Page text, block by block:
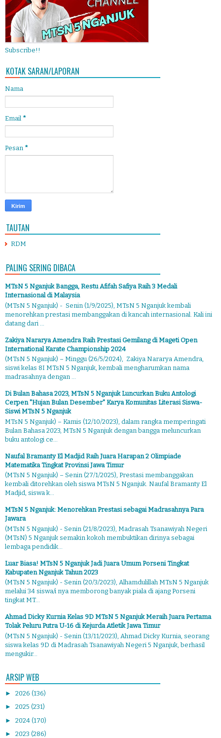
Subscribe!!
KOTAK SARAN/LAPORAN
Nama
Email *
Pesan *
TAUTAN
RDM
PALING SERING DIBACA
MTsN 5 Nganjuk Bangga, Restu Afifah Safiya Raih 3 Medali
Internasional di Malaysia
(MTsN 5 Nganjuk) - Senin (1/9/2025), MTsN 5 Nganjuk kembali
menorehkan prestasi membanggakan di kancah internasional. Kali ini
datang dari ...
Zakiya Nararya Amendra Raih Prestasi Gemilang di Mageti Open
International Karate Championship 2024
(MTsN 5 Nganjuk) – Minggu (26/5/2024), Zakiya Nararya Amendra,
siswi kelas 8I MTsN 5 Nganjuk, kembali mengharumkan nama
madrasahnya dengan ...
Di Bulan Bahasa 2023, MTsN 5 Nganjuk Luncurkan Buku Antologi
Cerpen "Hujan Bulan Desember" Karya Komunitas Literasi Siswa-
Siswi MTsN 5 Nganjuk
MTsN 5 Nganjuk) – Kamis (12/10/2023), dalam rangka memperingati
Bulan Bahasa 2023, MTsN 5 Nganjuk dengan bangga meluncurkan
buku antologi ce...
Naufal Bramanty El Madjid Raih Juara Harapan 2 Olimpiade
Matematika Tingkat Provinsi Jawa Timur
(MTsN 5 Nganjuk) – Senin (27/1/2025), Prestasi membanggakan
kembali ditorehkan oleh siswa MTsN 5 Nganjuk. Naufal Bramanty El
Madjid, siswa k...
MTsN 5 Nganjuk: Menorehkan Prestasi sebagai Madrasahnya Para
Jawara
(MTsN 5 Nganjuk) - Senin (21/8/2023), Madrasah Tsanawiyah Negeri
(MTsN) 5 Nganjuk semakin kokoh membuktikan dirinya sebagai
lembaga pendidik...
Luar Biasa! MTsN 5 Nganjuk Jadi Juara Umum Porseni Tingkat
Kabupaten Nganjuk Tahun 2023
(MTsN 5 Nganjuk) - Senin (20/3/2023), Alhamdulillah MTsN 5 Nganjuk
melalui 34 siswa/i nya memborong banyak piala di ajang Porseni
tingkat MT...
Ahmad Dicky Kurnia Kelas 9D MTsN 5 Nganjuk Meraih Juara Pertama
Tolak Peluru Putra U-16 di Kejurda Atletik Jawa Timur
(MTsN 5 Nganjuk) - Senin (13/11/2023), Ahmad Dicky Kurnia, seorang
siswa kelas 9D di Madrasah Tsanawiyah Negeri 5 Nganjuk, berhasil
mengukir...
ARSIP WEB
► 2026 (136)
► 2025 (231)
► 2024 (170)
► 2023 (286)